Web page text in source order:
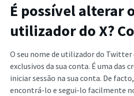
É possível alterar
utilizador do X?
O seu nome de utilizador do
exclusivos da sua conta. É uma das
iniciar sessão na sua conta. De
encontrá-lo e segui-lo facilmente